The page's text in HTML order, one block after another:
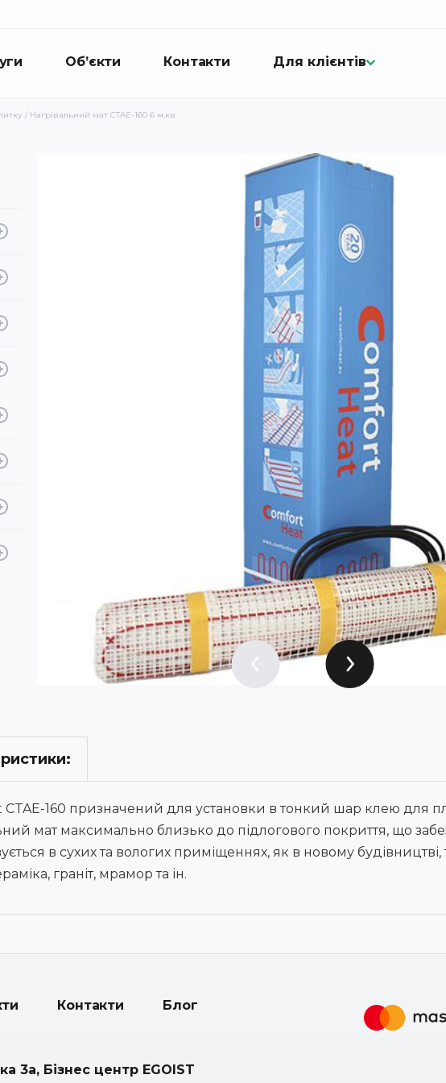
Об’єкти Контакти Для клієнтів
/ Нагрівальний мат CTAE-160 6 м.кв.
160 призначений для установки в тонкий шар клею для
мат максимально близько до підлогового покриття, що
в сухих та вологих приміщеннях, як в новому
граніт, мрамор та ін.
Контакти Блог
3а, Бізнес центр EGOIST